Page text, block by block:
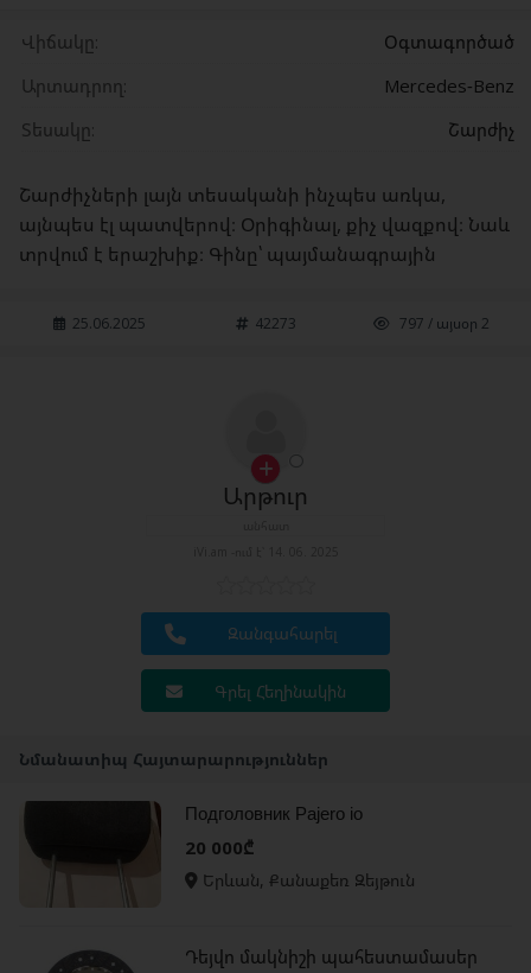
Վիճակը:
Օգտագործած
Արտադրող:
Mercedes-Benz
Տեսակը:
Շարժիչ
Շարժիչների լայն տեսականի ինչպես առկա,
այնպես էլ պատվերով։ Օրիգինալ, քիչ վազքով։ Նաև
տրվում է երաշխիք։ Գինը՝ պայմանագրային
25.06.2025 42273 797 / այսօր 2
Արթուր
Զանգահարել
Գրել Հեղինակին
Նմանատիպ Հայտարարություններ
Подголовник Pajero io
20 000₾
Երևան, Քանաքեռ Զեյթուն
Դեյվո մակնիշի պահեստամասեր